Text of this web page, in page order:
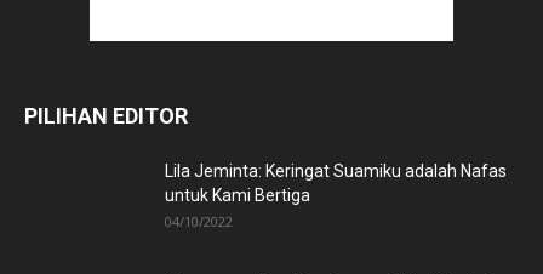
PILIHAN EDITOR
Lila Jeminta: Keringat Suamiku adalah Nafas
untuk Kami Bertiga
04/10/2022